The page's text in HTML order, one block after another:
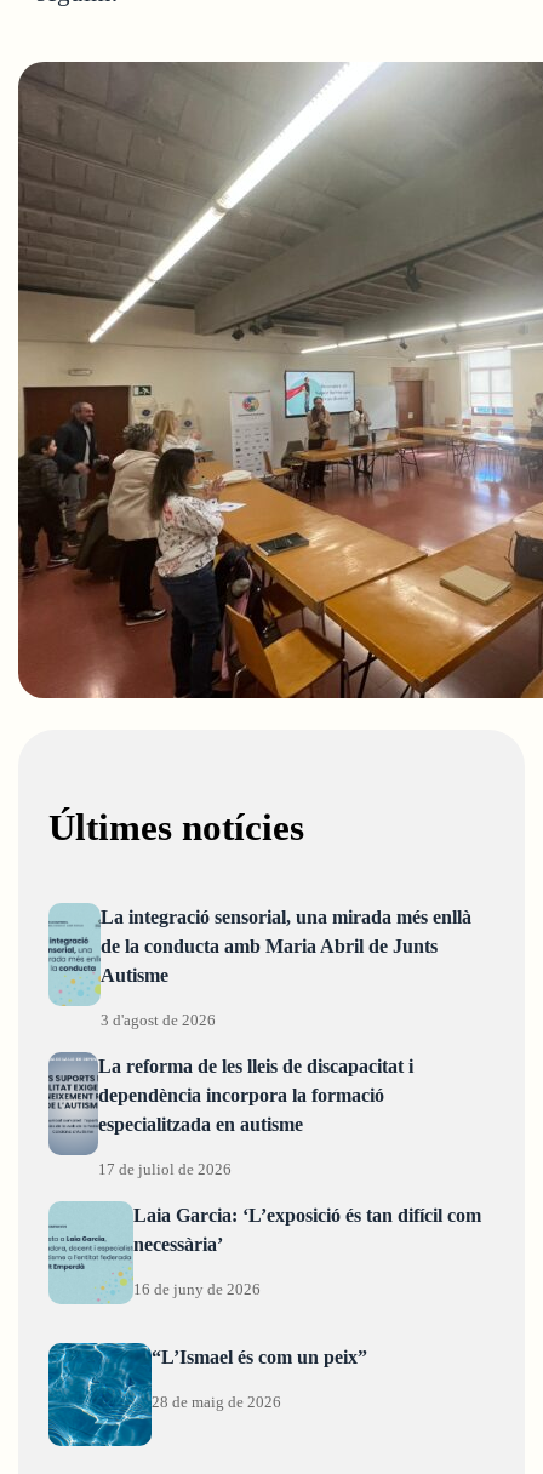
Últimes notícies
La integració sensorial, una mirada més enllà
de la conducta amb Maria Abril de Junts
Autisme
3 d'agost de 2026
La reforma de les lleis de discapacitat i
dependència incorpora la formació
especialitzada en autisme
17 de juliol de 2026
Laia Garcia: ‘L’exposició és tan difícil com
necessària’
16 de juny de 2026
“L’Ismael és com un peix”
28 de maig de 2026